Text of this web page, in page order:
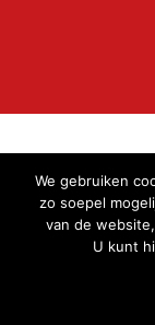
If you continue to
We gebruiken
zo soepel
van de
U kunt